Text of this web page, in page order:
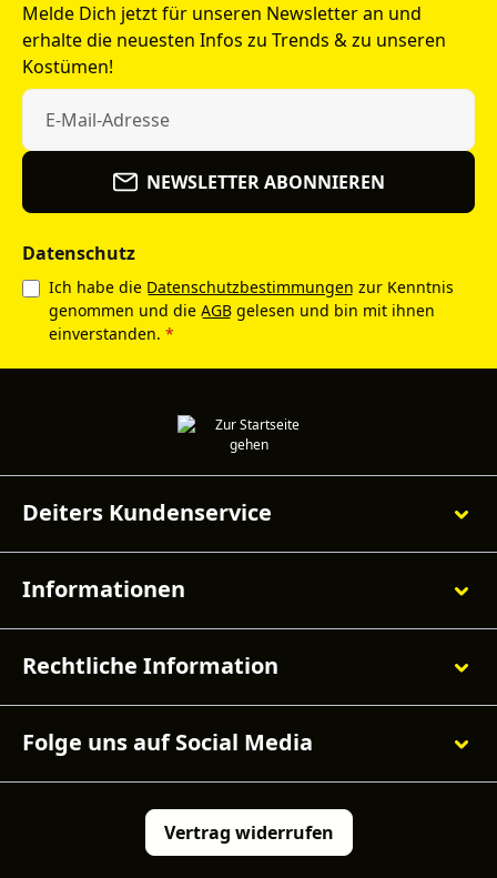
Melde Dich jetzt für unseren Newsletter an und
erhalte die neuesten Infos zu Trends & zu unseren
Kostümen!
NEWSLETTER ABONNIEREN
Datenschutz
Ich habe die Datenschutzbestimmungen zur Kenntnis
genommen und die AGB gelesen und bin mit ihnen
einverstanden. *
Deiters Kundenservice
Informationen
Rechtliche Information
Folge uns auf Social Media
Vertrag widerrufen